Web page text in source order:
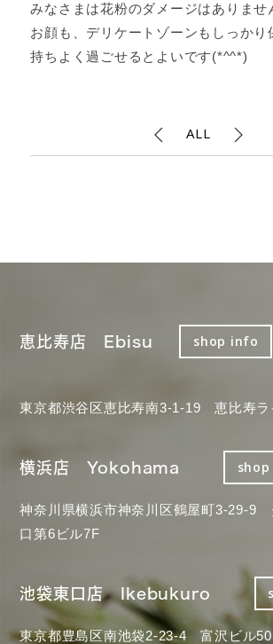
みなさまは花粉のダメージはありませ
お顔も、デリケートゾーンもしっかり
持ちよく過ごせるとよいです(*^^*)
ALL
恵比寿店 Ebisu shop info
東京都渋谷区恵比寿南3-1-19 恵比寿ラ
横浜店 Yokohama
神奈川県横浜市神奈川区鶴屋町3-29-9
口第6ビル7F
池袋東口店 Ikebukuro
東京都豊島区南池袋2-23-4 富沢ビル